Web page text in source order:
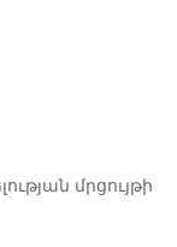
մրցույթի